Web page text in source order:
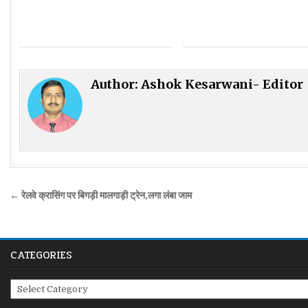
Author:Ashok Kesarwani- Editor
Post
← रेलवे क्रासिंग पर बिगड़ी मालगाड़ी ट्रेन,लगा लंबा जाम
CATEGORIES
Categories